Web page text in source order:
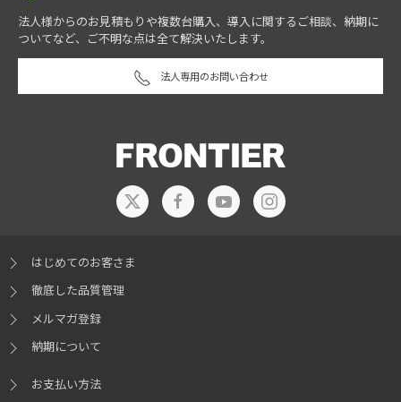
法人様からのお見積もりや複数台購入、導入に関するご相談、納期に
ついてなど、ご不明な点は全て解決いたします。
法人専用のお問い合わせ
はじめてのお客さま
徹底した品質管理
メルマガ登録
納期について
お支払い方法